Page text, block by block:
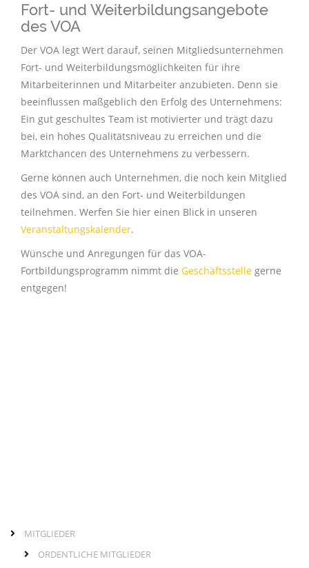
Fort- und Weiterbildungsangebote
des VOA
Der VOA legt Wert darauf, seinen Mitgliedsunternehmen
Fort- und Weiterbildungsmöglichkeiten für ihre
Mitarbeiterinnen und Mitarbeiter anzubieten. Denn sie
beeinflussen maßgeblich den Erfolg des Unternehmens:
Ein gut geschultes Team ist motivierter und trägt dazu
bei, ein hohes Qualitätsniveau zu erreichen und die
Marktchancen des Unternehmens zu verbessern.
Gerne können auch Unternehmen, die noch kein Mitglied
des VOA sind, an den Fort- und Weiterbildungen
teilnehmen. Werfen Sie hier einen Blick in unseren
Veranstaltungskalender.
Wünsche und Anregungen für das VOA-
Fortbildungsprogramm nimmt die Geschäftsstelle gerne
entgegen!
Seitenleiste
Seite
MITGLIEDER
ORDENTLICHE MITGLIEDER